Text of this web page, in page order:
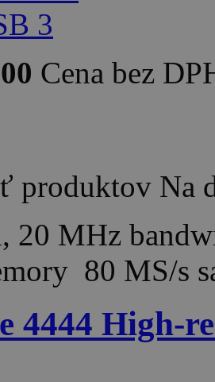
Cena bez
produktov Na
20 MHz
80 MS/s
4444 High-